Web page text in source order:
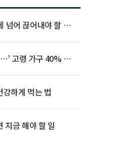
넘어 끊어내야 할 사
고령 가구 40% 노
하게 먹는 법
지금 해야 할 일